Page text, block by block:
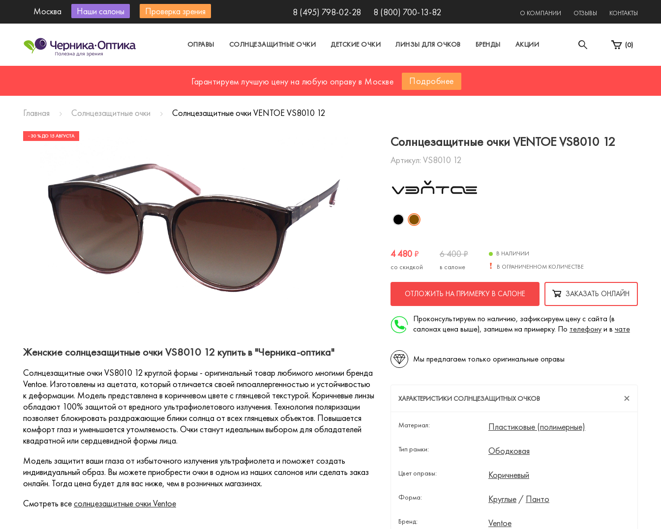
Москва Наши салоны Проверка зрения 8 (495) 798-02-28 8 (800) 700-13-82 О КОМПАНИИ ОТЗЫВЫ КОНТАКТЫ
ОПРАВЫ СОЛНЦЕЗАЩИТНЫЕ ОЧКИ ДЕТСКИЕ ОЧКИ ЛИНЗЫ ДЛЯ ОЧКОВ БРЕНДЫ АКЦИИ (0)
Гарантируем лучшую цену на любую оправу в Москве Подробнее
Главная Солнцезащитные очки Солнцезащитные очки VENTOE VS8010 12
Солнцезащитные очки VENTOE VS8010 12
Артикул: VS8010 12
4 480 ₽
со скидкой
6 400₽
в салоне
В НАЛИЧИИ
В ОГРАНИЧЕННОМ КОЛИЧЕСТВЕ
ОТЛОЖИТЬ НА ПРИМЕРКУ В САЛОНЕ ЗАКАЗАТЬ ОНЛАЙН
Проконсультируем по наличию, зафиксируем цену с сайта (в
салонах цена выше), запишем на примерку. По телефонуи в чате
Мы предлагаем только оригинальные оправы
ХАРАКТЕРИСТИКИ СОЛНЦЕЗАЩИТНЫХ ОЧКОВ
Материал: Пластиковые (полимерные)
Тип рамки: Ободковая
Цвет оправы: Коричневый
Форма: Круглые/ Панто
Бренд: Ventoe
- 30 % ДО 15 АВГУСТА
Женские солнцезащитные очки VS8010 12 купить в "Черника-оптика"
Солнцезащитные очки VS8010 12 круглой формы - оригинальный товар любимого многими бренда
Ventoe. Изготовлены из ацетата, который отличается своей гипоаллергенностью и устойчивостью
к деформации. Модель представлена в коричневом цвете с глянцевой текстурой. Коричневые линзы
обладают 100% защитой от вредного ультрафиолетового излучения. Технология поляризации
позволяет блокировать раздражающие блики солнца от всех глянцевых объектов. Повышается
комфорт глаз и уменьшается утомляемость. Очки станут идеальным выбором для обладателей
квадратной или сердцевидной формы лица.
Модель защитит ваши глаза от избыточного излучения ультрафиолета и поможет создать
индивидуальный образ. Вы можете приобрести очки в одном из наших салонов или сделать заказ
онлайн. Тогда цена будет для вас ниже, чем в розничных магазинах.
Смотреть всесолнцезащитные очки Ventoe